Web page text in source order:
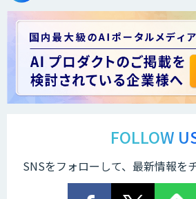
FOLLOW
SNSをフォローして、最新情報を